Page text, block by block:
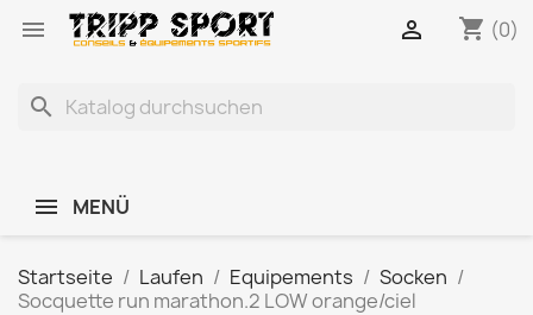
 shopping_cart (0)

search
MENÜ
Startseite Laufen Equipements
Socken
Socquette run marathon.2 LOW orange/ciel